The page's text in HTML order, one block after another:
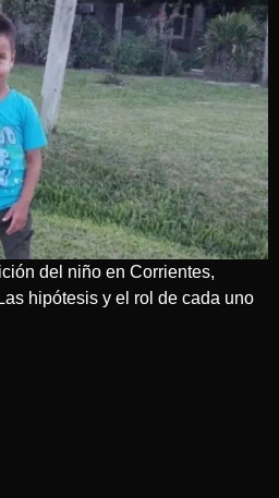
del niño en Corrientes,
hipótesis y el rol de cada uno